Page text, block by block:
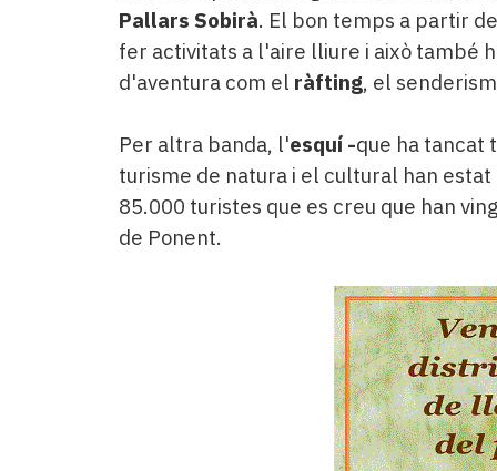
Pallars Sobirà. El bon temps a partir
fer activitats a l'aire lliure i això també
d'aventura com el ràfting, el
Per altra banda, l'esquí -que ha tancat
turisme de natura i el cultural han
85.000 turistes que es creu que han
de Ponent.